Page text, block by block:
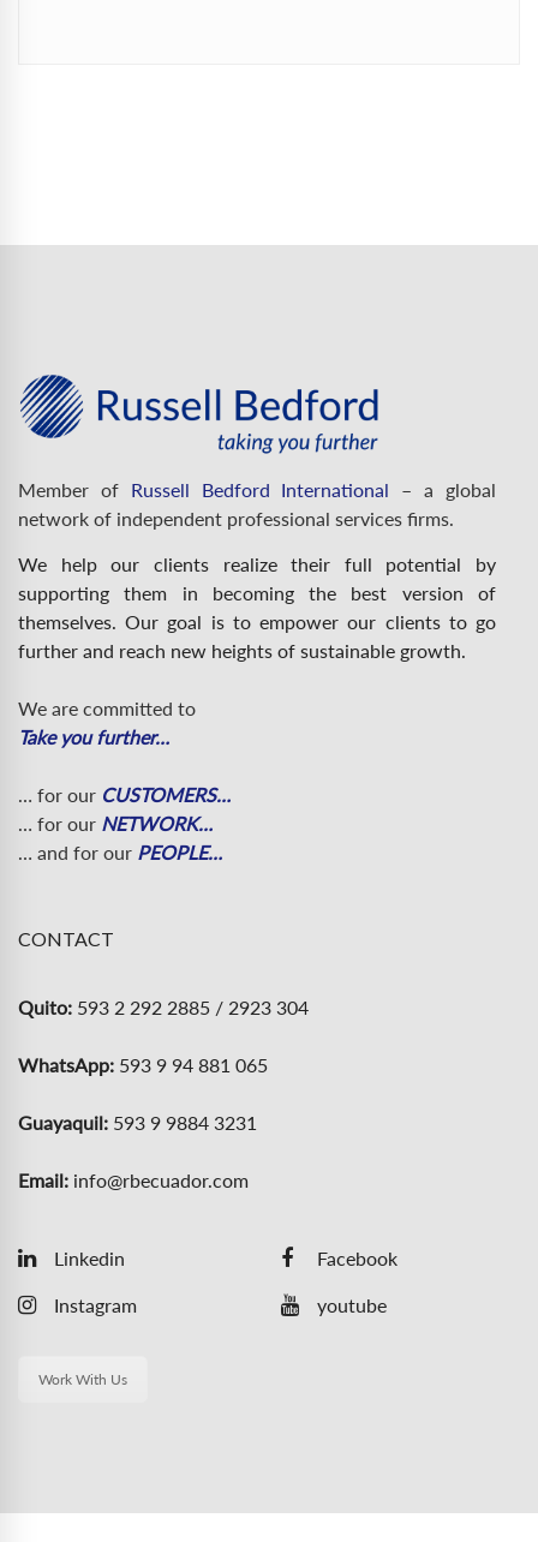
Member of Russell Bedford International – a global
network of independent professional services firms.
We help our clients realize their full potential by
supporting them in becoming the best version of
themselves. Our goal is to empower our clients to go
further and reach new heights of sustainable growth.
We are committed to
Take you further…
… for our CUSTOMERS…
… for our NETWORK…
… and for our PEOPLE…
CONTACT
Quito: 593 2 292 2885 / 2923 304
WhatsApp: 593 9 94 881 065
Guayaquil: 593 9 9884 3231
Email: info@rbecuador.com
Linkedin Facebook
Instagram youtube
Work With Us